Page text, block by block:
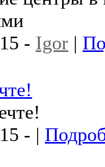
- Igor |
- |